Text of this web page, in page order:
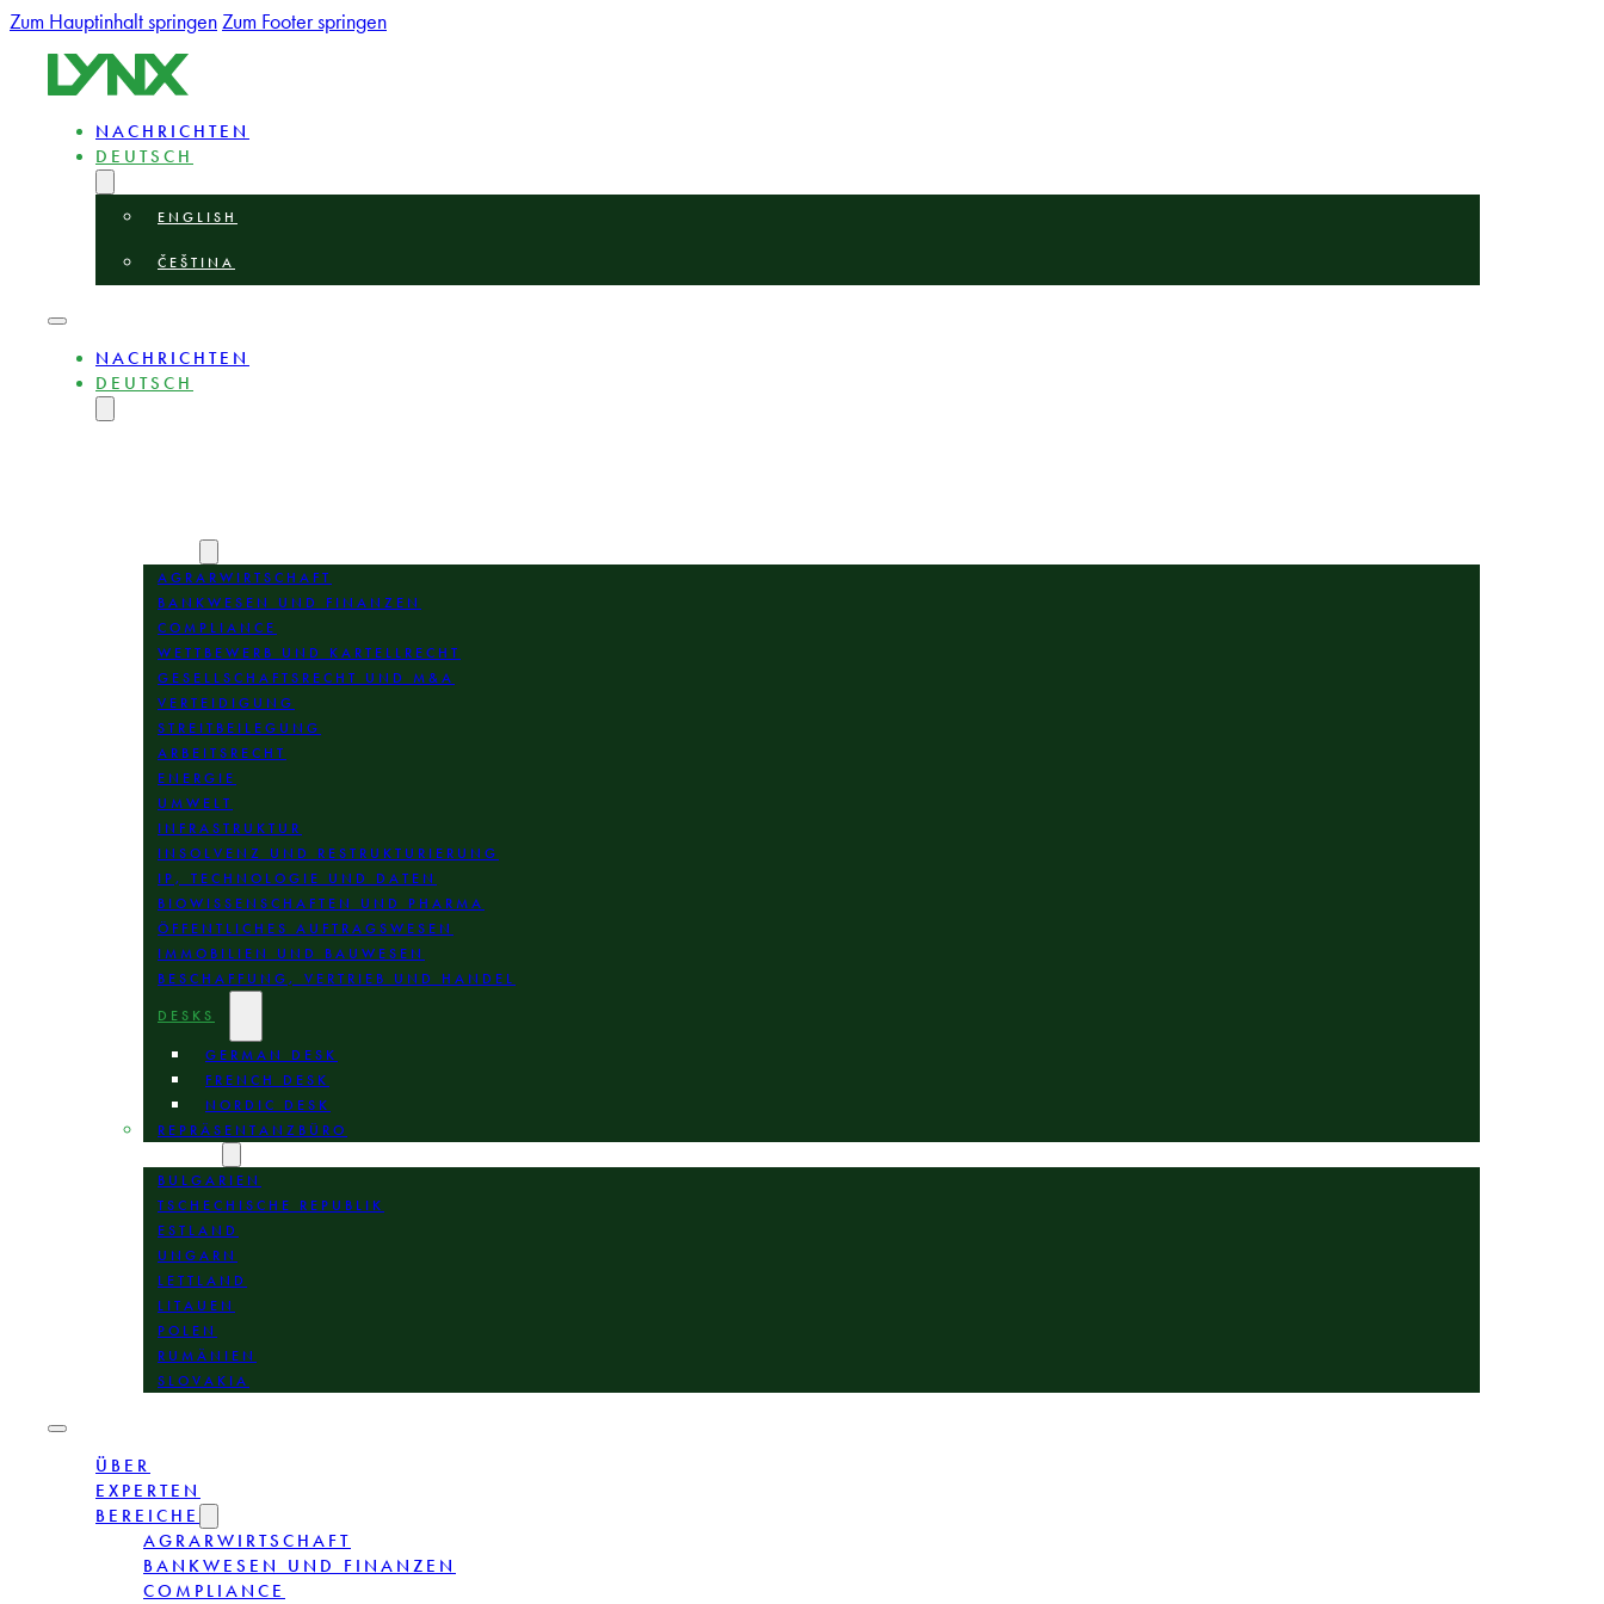
Zum Hauptinhalt springenZum Footer springen
NACHRICHTEN
DEUTSCH
ENGLISH
ČEŠTINA
NACHRICHTEN
DEUTSCH
AGRARWIRTSCHAFT
BANKWESEN UND FINANZEN
COMPLIANCE
WETTBEWERB UND KARTELLRECHT
GESELLSCHAFTSRECHT UND M&A
VERTEIDIGUNG
STREITBEILEGUNG
ARBEITSRECHT
ENERGIE
UMWELT
INFRASTRUKTUR
INSOLVENZ UND RESTRUKTURIERUNG
IP, TECHNOLOGIE UND DATEN
BIOWISSENSCHAFTEN UND PHARMA
ÖFFENTLICHES AUFTRAGSWESEN
IMMOBILIEN UND BAUWESEN
BESCHAFFUNG, VERTRIEB UND HANDEL
DESKS
GERMAN DESK
FRENCH DESK
NORDIC DESK
REPRÄSENTANZBÜRO
BULGARIEN
TSCHECHISCHE REPUBLIK
ESTLAND
UNGARN
LETTLAND
LITAUEN
POLEN
RUMÄNIEN
SLOVAKIA
ÜBER
EXPERTEN
BEREICHE
AGRARWIRTSCHAFT
BANKWESEN UND FINANZEN
COMPLIANCE